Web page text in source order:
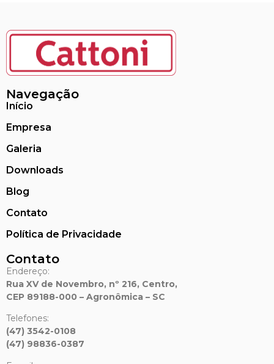
Navegação
Início
Empresa
Galeria
Downloads
Blog
Contato
Política de Privacidade
Contato
Endereço:
Rua XV de Novembro, nº 216, Centro,
CEP 89188-000 – Agronômica – SC
Telefones:
(47) 3542-0108
(47) 98836-0387